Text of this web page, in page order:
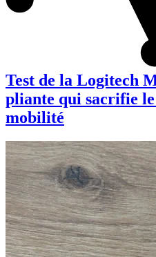
Test de la Logitech
pliante qui sacrifie
mobilité